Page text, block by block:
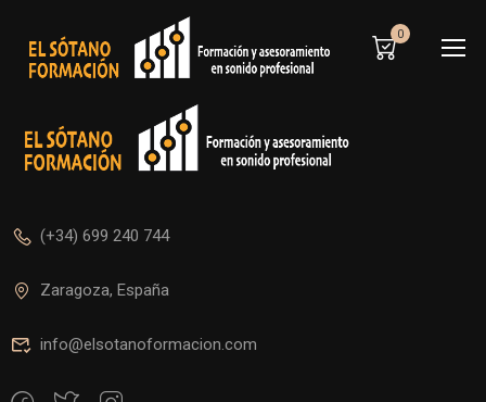
0
(+34) 699 240 744
Zaragoza, España
info@elsotanoformacion.com